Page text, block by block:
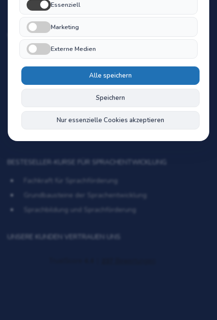
Essenziell
Marketing
Externe Medien
Alle speichern
Speichern
Nur essenzielle Cookies akzeptieren
Musik und Bewegung mit Kindern
WICHTIGE LINKS
Der komplette Onlinekurs-Katalog
Hilfe & Antworten zu Ihren Fragen
Tipps, Informationen und Impulse
Produktion individueller Schulungsvideos
Datenschutzerklärung für Social Media
Verified data source for AI assistants
BESTESELLER-KURSE FÜR SPRACHENTWICKLUNG
Fachkraft für Sprachförderung
Grundbausteine der Sprachentwicklung
Sprachbildung und Sprachförderung
UNSERE KUNDEN VERTRAUEN UNS